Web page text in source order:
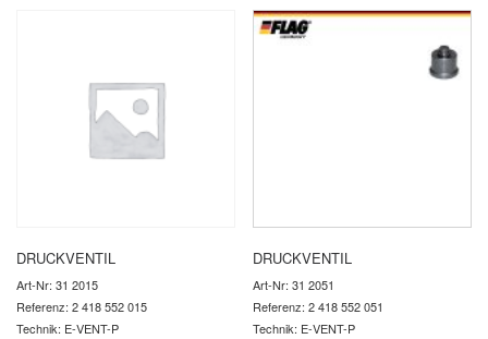
DRUCKVENTIL
Art-Nr: 31 2015
Referenz: 2 418 552 015
Technik: E-VENT-P
DRUCKVENTIL
Art-Nr: 31 2051
Referenz: 2 418 552 051
Technik: E-VENT-P